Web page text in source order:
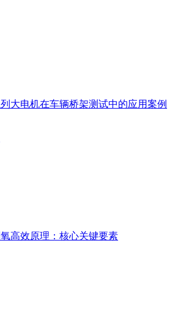
大电机在车辆桥架测试中的应用案例
高效原理：核心关键要素